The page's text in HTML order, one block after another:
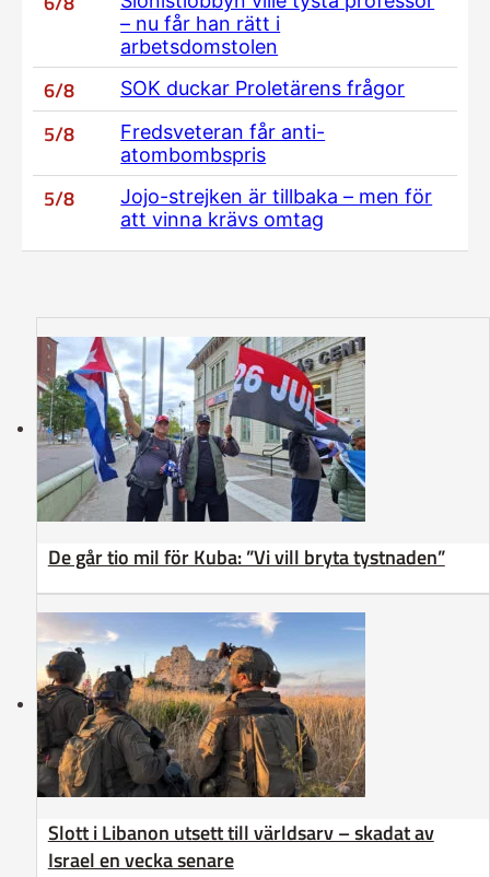
– nu får han rätt i
arbetsdomstolen
6/8 SOK duckar Proletärens frågor
5/8
Fredsveteran får anti-
atombombspris
5/8
Jojo-strejken är tillbaka – men för
att vinna krävs omtag
De går tio mil för Kuba: ”Vi vill bryta tystnaden”
Slott i Libanon utsett till världsarv – skadat av
Israel en vecka senare